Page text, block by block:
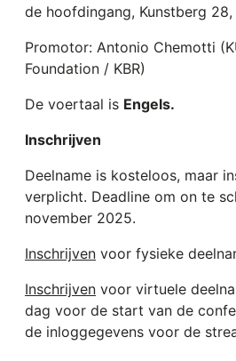
de hoofdingang, Kunstberg 28,
Promotor: Antonio Chemotti
Foundation / KBR)
De voertaal is Engels.
Inschrijven
Deelname is kosteloos, maar
verplicht. Deadline om on te
november 2025.
Inschrijven voor fysieke
Inschrijven voor virtuele
dag voor de start van de
de inloggegevens voor de